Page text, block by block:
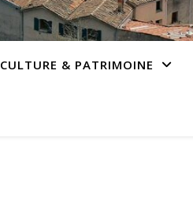
CULTURE & PATRIMOINE